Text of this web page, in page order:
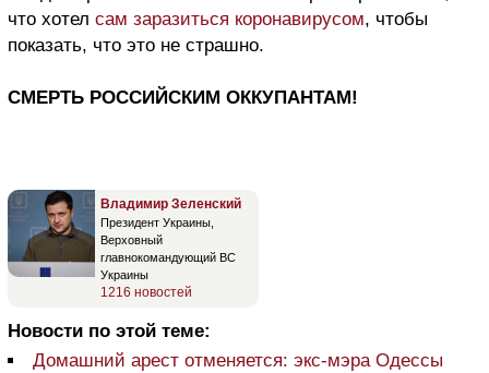
что хотел сам заразиться коронавирусом, чтобы
показать, что это не страшно.
СМЕРТЬ РОССИЙСКИМ ОККУПАНТАМ!
Владимир Зеленский
Президент Украины,
Верховный
главнокомандующий ВС
Украины
1216 новостей
Новости по этой теме:
Домашний арест отменяется: экс-мэра Одессы